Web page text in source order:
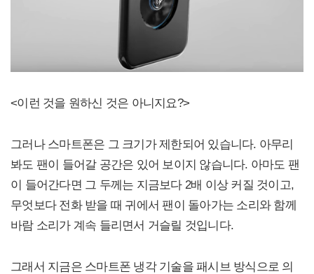
<이런 것을 원하신 것은 아니지요?>
그러나 스마트폰은 그 크기가 제한되어 있습니다. 아무리
봐도 팬이 들어갈 공간은 있어 보이지 않습니다. 아마도 팬
이 들어간다면 그 두께는 지금보다 2배 이상 커질 것이고,
무엇보다 전화 받을 때 귀에서 팬이 돌아가는 소리와 함께
바람 소리가 계속 들리면서 거슬릴 것입니다.
그래서 지금은 스마트폰 냉각 기술을 패시브 방식으로 의